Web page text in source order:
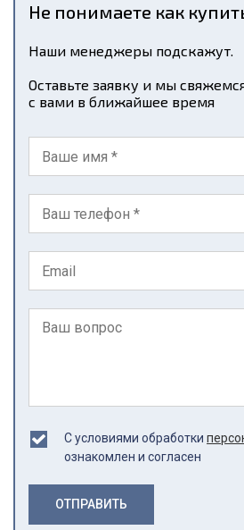
Не понимаете как
Наши менеджеры подскажут.
Оставьте заявку и мы
с вами в ближайшее время
С условиями обработки
ознакомлен и согласен
ОТПРАВИТЬ